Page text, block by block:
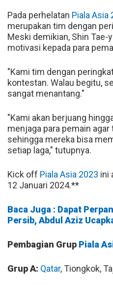
Pada perhelatan Piala Asia
merupakan tim dengan
Meski demikian, Shin
motivasi kepada para
"Kami tim dengan
kontestan. Walau begitu,
sangat menantang."
"Kami akan berjuang
menjaga para pemain
sehingga mereka bisa
setiap laga," tutupnya.
Kick off Piala Asia 2023 ini
12 Januari 2024.**
Baca Juga : Dapat
Persib, Abdul Aziz
Pembagian Grup Piala
Grup A: Qatar, Tiongkok,